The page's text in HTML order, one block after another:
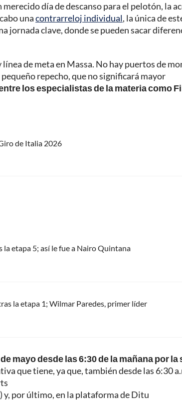
día de descanso para el pelotón, la
unacontrarreloj individual, la única de
jornada clave, donde se pueden sacar
de meta en Massa. No hay puertos de
repecho, que no significará mayor
los especialistas de la materia como
de Italia 2026
etapa 5; así le fue a Nairo Quintana
la etapa 1; Wilmar Paredes, primer líder
mayo desde las 6:30 de la mañana por la
que tiene, ya que, también desde las 6:30
) y, por último, en la plataforma de Ditu